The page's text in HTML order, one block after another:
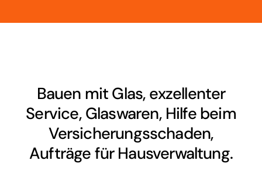
Bauen mit Glas, exzellenter
Service, Glaswaren, Hilfe beim
Versicherungsschaden,
Aufträge für Hausverwaltung.